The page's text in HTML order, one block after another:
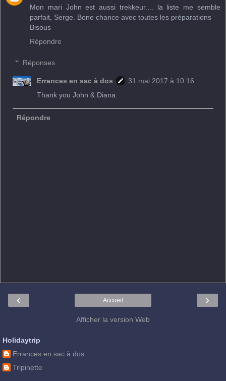
Mon mari John est aussi trekkeur.... la liste me semble
parfait, Serge. Bone chance avec toutes les préparations
Bisous
Répondre
Réponses
Errances en sac à dos
31 mai 2017 à 10:16
Thank you John & Diana.
Répondre
‹ ›
Accueil
Afficher la version Web
Holidaytrip
Errances en sac à dos
Tripinette